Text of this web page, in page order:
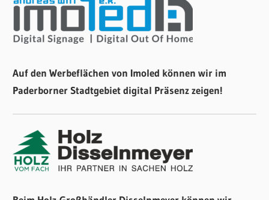
Auf den Werbeflächen von Imoled können wir im
Paderborner Stadtgebiet digital Präsenz zeigen!